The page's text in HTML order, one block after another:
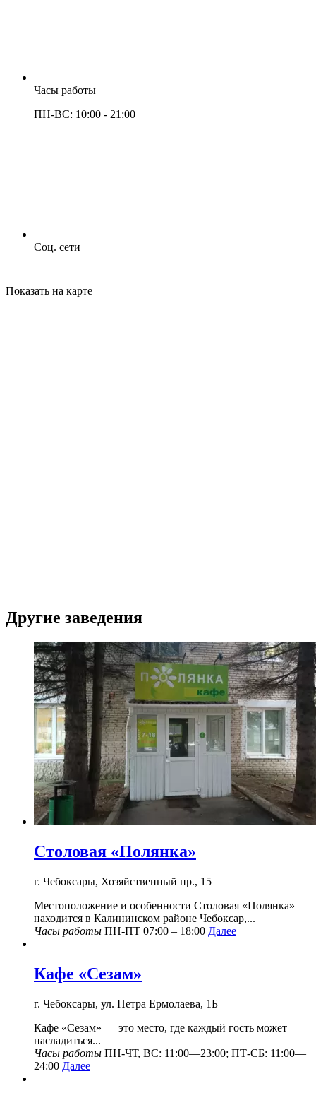
Часы работы
ПН-ВС: 10:00 - 21:00
Соц. сети
Показать на карте
Другие заведения
Столовая «Полянка»
г. Чебоксары, Хозяйственный пр., 15
Местоположение и особенности Столовая «Полянка»
находится в Калининском районе Чебоксар,...
Часы работы ПН-ПТ 07:00 – 18:00 Далее
Кафе «Сезам»
г. Чебоксары, ул. Петра Ермолаева, 1Б
Кафе «Сезам» — это место, где каждый гость может
насладиться...
Часы работы ПН-ЧТ, ВС: 11:00—23:00; ПТ-СБ: 11:00—
24:00 Далее